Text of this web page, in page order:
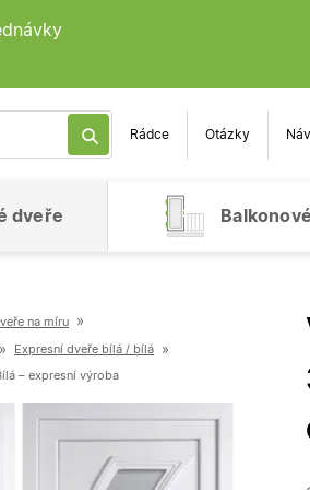
Rádce Otázky
dveře
na míru »
» Expresní dveře bílá / bílá »
– expresní výroba